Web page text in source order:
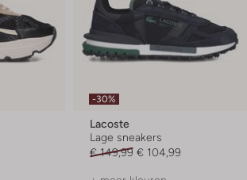
-30%
Lacoste
Lage sneakers
€ 149,99 € 104,99